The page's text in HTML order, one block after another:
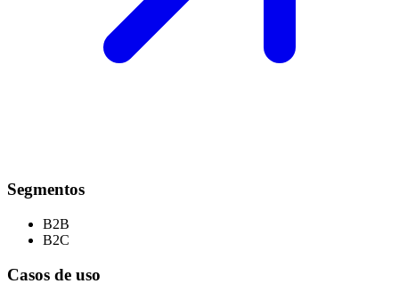
Segmentos
B2B
B2C
Casos de uso